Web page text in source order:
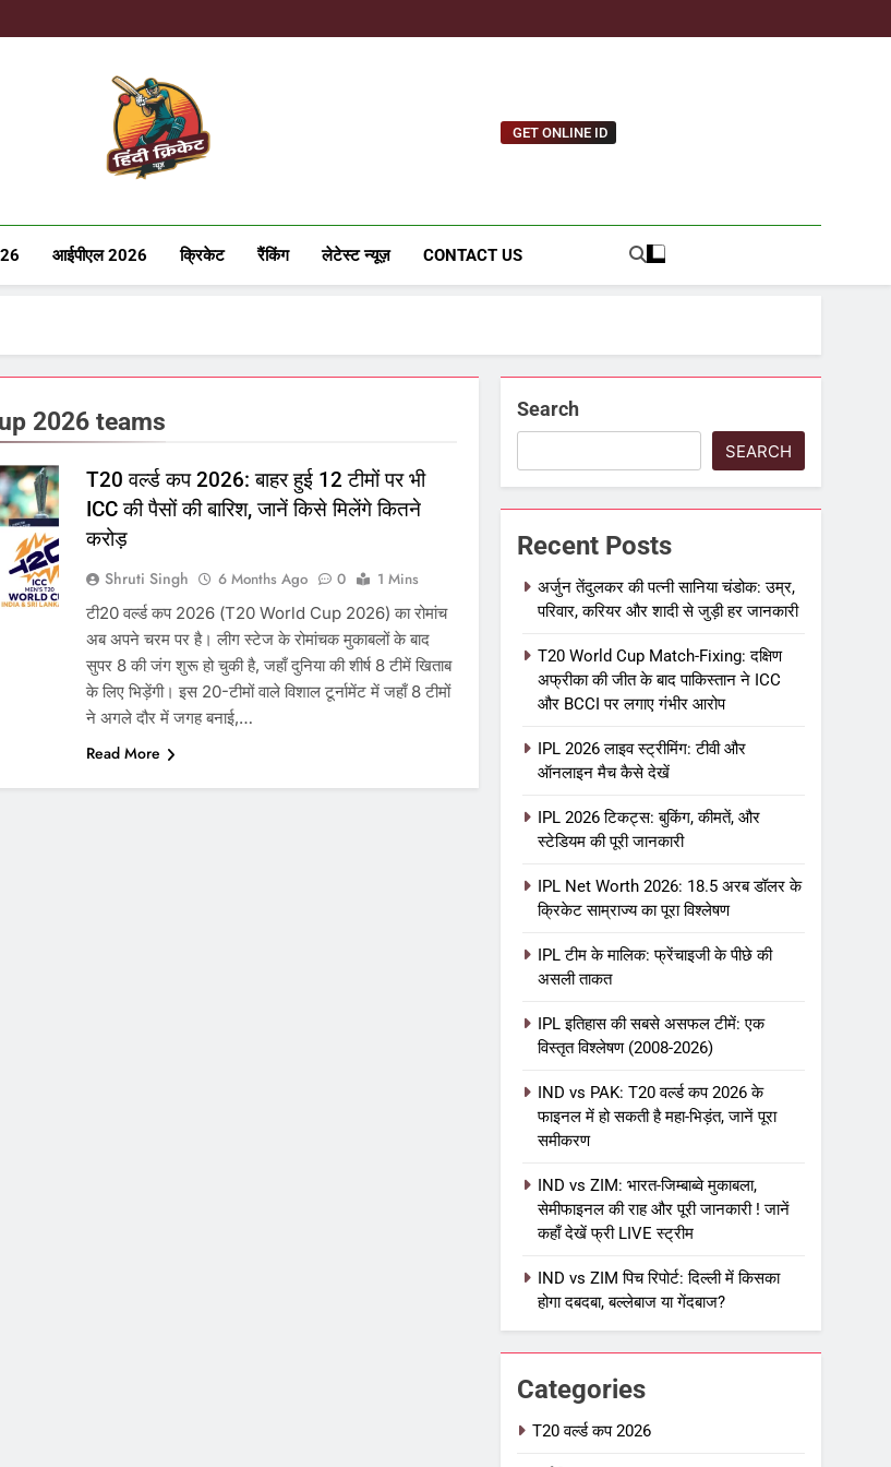
Hindicricketnews.com
GET ONLINE ID
आईपीएल 2026 क्रिकेट रैंकिंग लेटेस्ट न्यूज़ CONTACT US
2026 teams
T20 वर्ल्ड कप 2026: बाहर हुई 12 टीमों पर भी
ICC की पैसों की बारिश, जानें किसे मिलेंगे कितने
करोड़
Shruti Singh 6 Months Ago 0
1 Mins
टी20 वर्ल्ड कप 2026 (T20 World Cup 2026) का रोमांच
अब अपने चरम पर है। लीग स्टेज के रोमांचक मुकाबलों के बाद
सुपर 8 की जंग शुरू हो चुकी है, जहाँ दुनिया की शीर्ष 8 टीमें खिताब
के लिए भिड़ेंगी। इस 20-टीमों वाले विशाल टूर्नामेंट में जहाँ 8 टीमों
ने अगले दौर में जगह बनाई,…
Read More
Search
SEARCH
Recent Posts
अर्जुन तेंदुलकर की पत्नी सानिया चंडोक: उम्र,
परिवार, करियर और शादी से जुड़ी हर जानकारी
T20 World Cup Match-Fixing: दक्षिण
अफ्रीका की जीत के बाद पाकिस्तान ने ICC
और BCCI पर लगाए गंभीर आरोप
IPL 2026 लाइव स्ट्रीमिंग: टीवी और
ऑनलाइन मैच कैसे देखें
IPL 2026 टिकट्स: बुकिंग, कीमतें, और
स्टेडियम की पूरी जानकारी
IPL Net Worth 2026: 18.5 अरब डॉलर के
क्रिकेट साम्राज्य का पूरा विश्लेषण
IPL टीम के मालिक: फ्रेंचाइजी के पीछे की
असली ताकत
IPL इतिहास की सबसे असफल टीमें: एक
विस्तृत विश्लेषण (2008-2026)
IND vs PAK: T20 वर्ल्ड कप 2026 के
फाइनल में हो सकती है महा-भिड़ंत, जानें पूरा
समीकरण
IND vs ZIM: भारत-जिम्बाब्वे मुकाबला,
सेमीफाइनल की राह और पूरी जानकारी ! जानें
कहाँ देखें फ्री LIVE स्ट्रीम
IND vs ZIM पिच रिपोर्ट: दिल्ली में किसका
होगा दबदबा, बल्लेबाज या गेंदबाज?
Categories
T20 वर्ल्ड कप 2026
IPL Net Worth 2026: 18.5 अरब
डॉलर के क्रिकेट साम्राज्य का पूरा
विश्लेषण
आईपीएल 2026
IPL टीम के मालिक: फ्रेंचाइजी के पीछे
की असली ताकत
आईपीएल 2026 क्रिकेट
IPL इतिहास की सबसे असफल टीमें: एक
विस्तृत विश्लेषण (2008-2026)
क्रिकेट